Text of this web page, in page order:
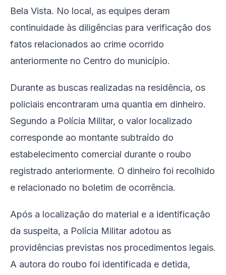
Bela Vista. No local, as equipes deram
continuidade às diligências para verificação dos
fatos relacionados ao crime ocorrido
anteriormente no Centro do município.
Durante as buscas realizadas na residência, os
policiais encontraram uma quantia em dinheiro.
Segundo a Polícia Militar, o valor localizado
corresponde ao montante subtraído do
estabelecimento comercial durante o roubo
registrado anteriormente. O dinheiro foi recolhido
e relacionado no boletim de ocorrência.
Após a localização do material e a identificação
da suspeita, a Polícia Militar adotou as
providências previstas nos procedimentos legais.
A autora do roubo foi identificada e detida,